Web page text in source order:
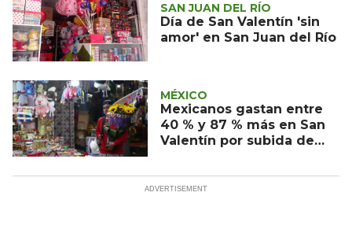
SAN JUAN DEL RÍO
Día de San Valentín 'sin
amor' en San Juan del Río
MÉXICO
Mexicanos gastan entre
40 % y 87 % más en San
Valentín por subida de